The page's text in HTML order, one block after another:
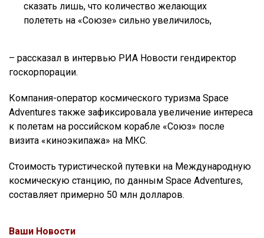
сказать лишь, что количество желающих
полететь на «Союзе» сильно увеличилось,
– рассказал в интервью РИА Новости гендиректор
госкорпорации.
Компания-оператор космического туризма Space
Adventures также зафиксировала увеличение интереса
к полетам на российском корабле «Союз» после
визита «киноэкипажа» на МКС.
Стоимость туристической путевки на Международную
космическую станцию, по данным Space Adventures,
составляет примерно 50 млн долларов.
Ваши Новости